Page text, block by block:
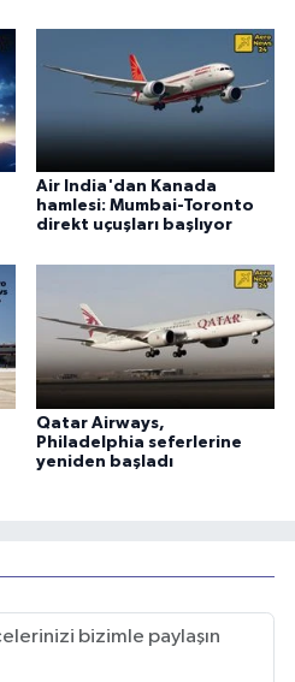
Air India'dan Kanada
hamlesi: Mumbai-Toronto
direkt uçuşları başlıyor
Qatar Airways,
Philadelphia seferlerine
yeniden başladı